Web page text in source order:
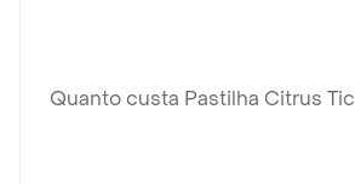
Quanto custa Pastilha Citrus